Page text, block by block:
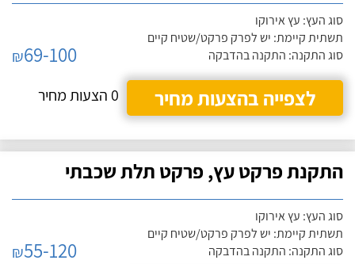
סוג העץ: עץ אירוקו
תשתית קיימת: יש לפרק פרקט/שטיח קיים
סוג התקנה: התקנה בהדבקה
₪69-100
לצפייה בהצעות מחיר
0 הצעות מחיר
התקנת פרקט עץ, פרקט תלת שכבתי
סוג העץ: עץ אירוקו
תשתית קיימת: יש לפרק פרקט/שטיח קיים
סוג התקנה: התקנה בהדבקה
₪55-120